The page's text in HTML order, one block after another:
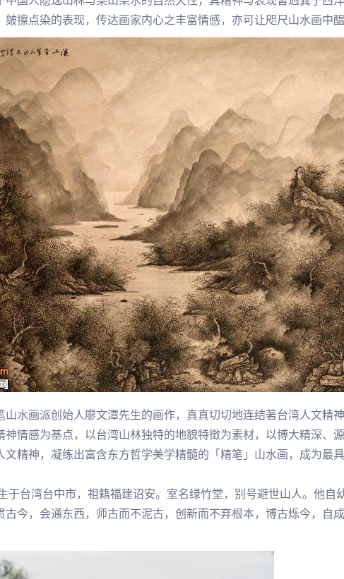
皴擦点染的表现，传达画家内心之丰富情感，亦可让咫尺山水画中
山水画派创始人廖文潭先生的画作，真真切切地连结著台湾人文精
神情感为基点，以台湾山林独特的地貌特徵为素材，以博大精深、
文精神，凝练出富含东方哲学美学精髓的「精笔」山水画，成为
于台湾台中市，祖籍福建诏安。室名绿竹堂，别号避世山人。他
古今，会通东西，师古而不泥古，创新而不弃根本，博古烁今，